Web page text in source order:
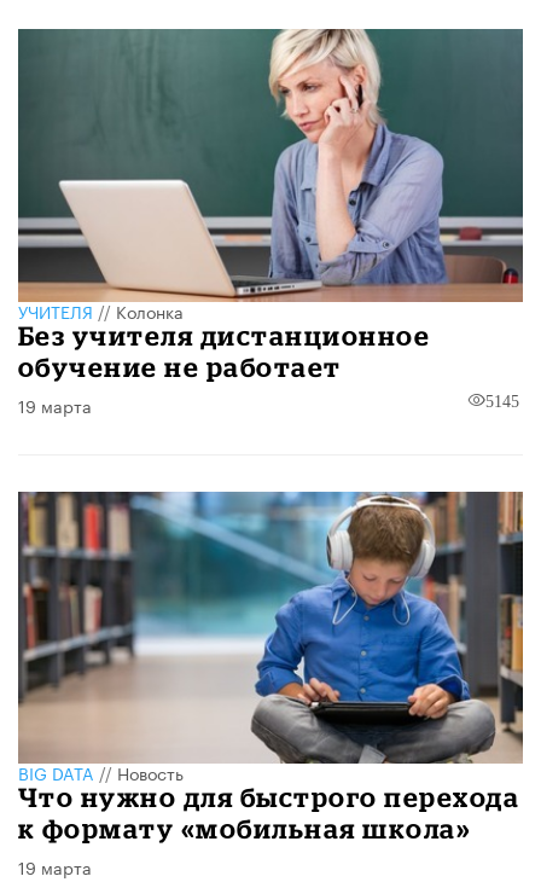
УЧИТЕЛЯ//Колонка
Без учителя дистанционное
обучение не работает
19 марта 5145
BIG DATA//Новость
Что нужно для быстрого перехода
к формату «мобильная школа»
19 марта